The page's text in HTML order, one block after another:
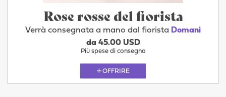
Rose rosse del fiorista
Verrà consegnata a mano dal fiorista Domani
da 45.00 USD
Più spese di consegna
OFFRIRE